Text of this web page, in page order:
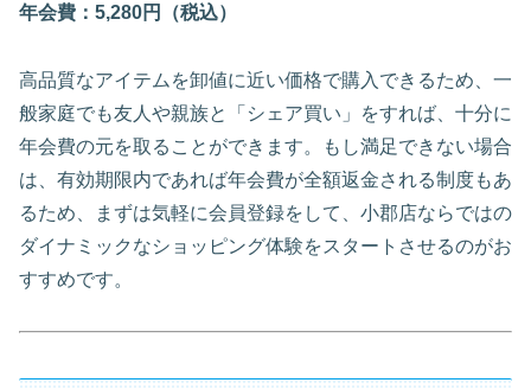
年会費：5,280円（税込）
高品質なアイテムを卸値に近い価格で購入できるため、一
般家庭でも友人や親族と「シェア買い」をすれば、十分に
年会費の元を取ることができます。もし満足できない場合
は、有効期限内であれば年会費が全額返金される制度もあ
るため、まずは気軽に会員登録をして、小郡店ならではの
ダイナミックなショッピング体験をスタートさせるのがお
すすめです。